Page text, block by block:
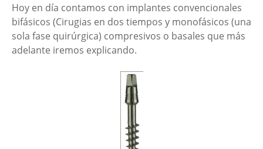
Hoy en día contamos con implantes convencionales
bifásicos (Cirugias en dos tiempos y monofásicos (una
sola fase quirúrgica) compresivos o basales que más
adelante iremos explicando.